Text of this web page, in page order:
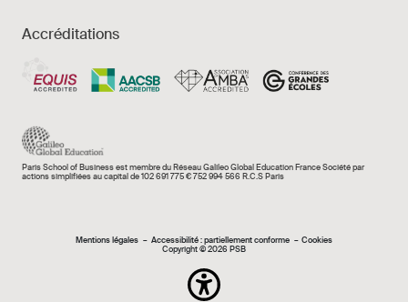
Accréditations
Paris School of Business est membre du Réseau Galileo Global Education France Société par
actions simplifiées au capital de 102 691 775 € 752 994 566 R.C.S Paris
Mentions légales
Mentions légales Accessibilité : partiellement conforme
Cookies
Copyright © 2026 PSB